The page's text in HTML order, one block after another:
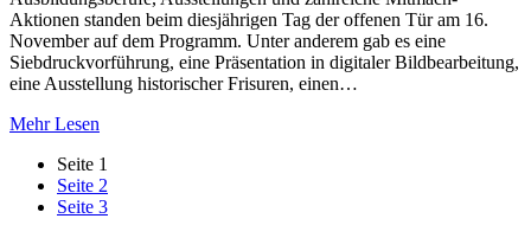
Aktionen standen beim diesjährigen Tag der offenen Tür am 16.
November auf dem Programm. Unter anderem gab es eine
Siebdruckvorführung, eine Präsentation in digitaler Bildbearbeitung,
eine Ausstellung historischer Frisuren, einen…
Mehr Lesen
Seite 1
Seite 2
Seite 3